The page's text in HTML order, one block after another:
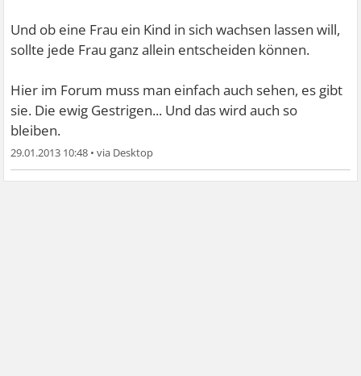
Und ob eine Frau ein Kind in sich wachsen lassen will,
sollte jede Frau ganz allein entscheiden können.
Hier im Forum muss man einfach auch sehen, es gibt
sie. Die ewig Gestrigen... Und das wird auch so
bleiben.
29.01.2013 10:48 •